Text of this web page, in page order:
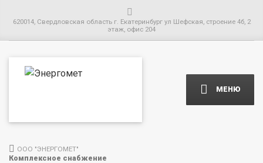
620014, Свердловская область г. Екатеринбург ул Шефская, строение 4б, 2
этаж, офис 204
МЕНЮ
ООО "ЭНЕРГОМЕТ"
Комплексное снабжение